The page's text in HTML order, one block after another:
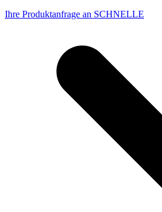
Ihre Produktanfrage an SCHNELLE